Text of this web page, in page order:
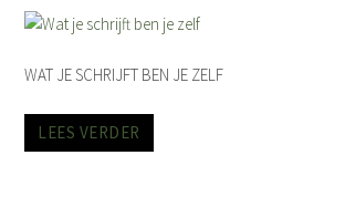
WAT JE SCHRIJFT BEN JE ZELF
LEES VERDER